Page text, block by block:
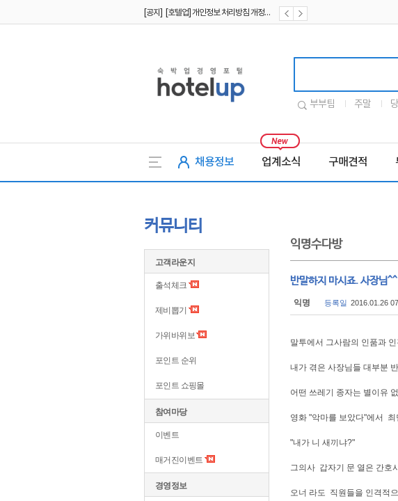
[공지] [호텔업] 유료서비스 이용약관 개정본2 (19.09.02)
부부팀 주말
채용정보 업계소식 구매견적
커뮤니티
고객라운지
출석체크
제비뽑기
가위바위보
포인트 순위
포인트 쇼핑몰
참여마당
이벤트
매거진이벤트
경영정보
익명수다방
반말하지 마시죠. 사장님^^
익명 등록일 2016.01.26
말투에서 그사람의 인품과
내가 겪은 사장님들 대부분
어떤 쓰레기 종자는 별이유
영화 "악마를 보았다"에서
"내가 니 새끼냐?"
그의사 갑자기 문 열은 간호
오너 라도 직원들을 인격적